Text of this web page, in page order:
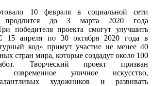
10 февраля в социальной сети
до 3 марта 2020 года
победителя проекта смогут улучшить
15 апреля по 30 октября 2020 года в
код» примут участие не менее 40
стран мира, которые создадут около 100
Творческий проект призван
современное уличное искусство,
художников и развивать